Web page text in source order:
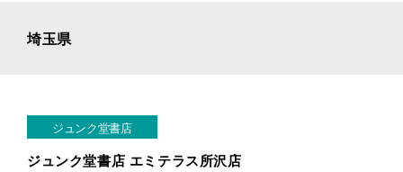
埼玉県
ジュンク堂書店
ジュンク堂書店 エミテラス所沢店